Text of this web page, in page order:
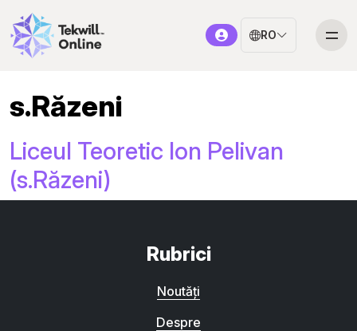
RO
s.Răzeni
Liceul Teoretic Ion Pelivan
(s.Răzeni)
Rubrici
Noutăți
Despre